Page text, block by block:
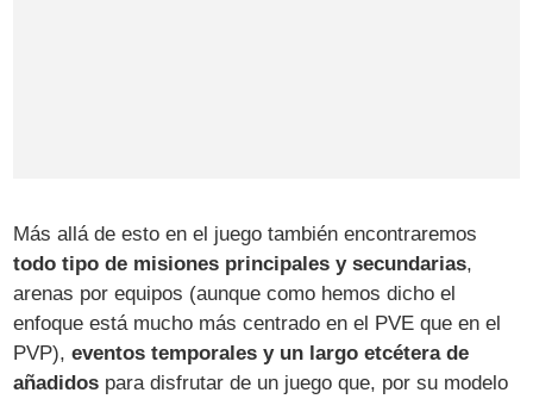
Más allá de esto en el juego también encontraremos
todo tipo de misiones principales y secundarias,
arenas por equipos (aunque como hemos dicho el
enfoque está mucho más centrado en el PVE que en el
PVP),eventos temporales y un largo etcétera de
añadidos para disfrutar de un juego que, por su modelo